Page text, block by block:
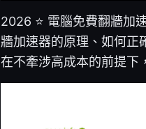
2026 ⭐ 電腦免費翻牆加
牆加速器的原理、如何正
在不牽涉高成本的前提下